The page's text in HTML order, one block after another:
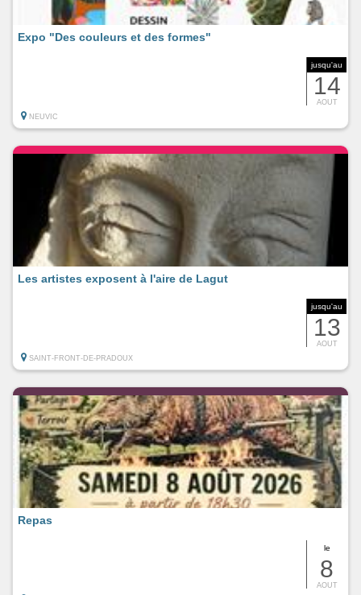
jusqu'au
14
AOUT
Expo "Des couleurs et des formes"
NEUVIC
jusqu'au
13
AOUT
Les artistes exposent à l'aire de Lagut
SAINT-FRONT-DE-PRADOUX
le
8
AOUT
Repas